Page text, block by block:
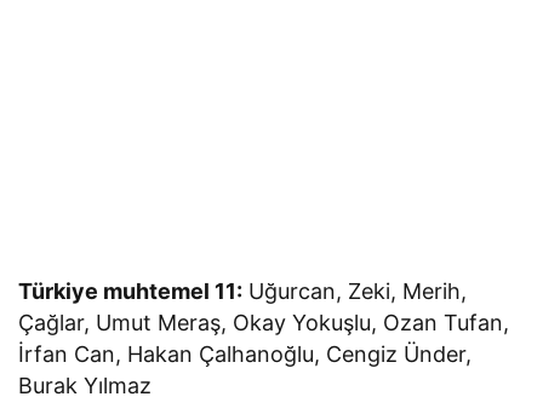
Türkiye muhtemel 11: Uğurcan, Zeki, Merih,
Çağlar, Umut Meraş, Okay Yokuşlu, Ozan Tufan,
İrfan Can, Hakan Çalhanoğlu, Cengiz Ünder,
Burak Yılmaz